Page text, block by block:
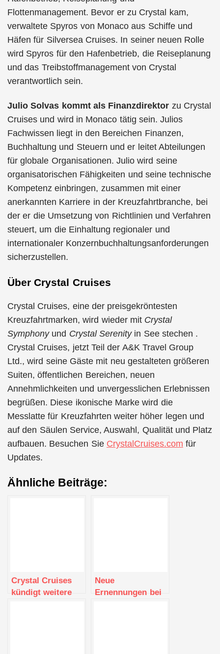
Flottenmanagement. Bevor er zu Crystal kam,
verwaltete Spyros von Monaco aus Schiffe und
Häfen für Silversea Cruises. In seiner neuen Rolle
wird Spyros für den Hafenbetrieb, die Reiseplanung
und das Treibstoffmanagement von Crystal
verantwortlich sein.
Julio Solvas kommt als Finanzdirektor zu Crystal
Cruises und wird in Monaco tätig sein. Julios
Fachwissen liegt in den Bereichen Finanzen,
Buchhaltung und Steuern und er leitet Abteilungen
für globale Organisationen. Julio wird seine
organisatorischen Fähigkeiten und seine technische
Kompetenz einbringen, zusammen mit einer
anerkannten Karriere in der Kreuzfahrtbranche, bei
der er die Umsetzung von Richtlinien und Verfahren
steuert, um die Einhaltung regionaler und
internationaler Konzernbuchhaltungsanforderungen
sicherzustellen.
Über Crystal Cruises
Crystal Cruises, eine der preisgekröntesten
Kreuzfahrtmarken, wird wieder mit Crystal
Symphonyund Crystal Serenityin See stechen .
Crystal Cruises, jetzt Teil der A&K Travel Group
Ltd., wird seine Gäste mit neu gestalteten größeren
Suiten, öffentlichen Bereichen, neuen
Annehmlichkeiten und unvergesslichen Erlebnissen
begrüßen. Diese ikonische Marke wird die
Messlatte für Kreuzfahrten weiter höher legen und
auf den Säulen Service, Auswahl, Qualität und Platz
aufbauen. Besuchen Sie CrystalCruises.com für
Updates.
Ähnliche Beiträge:
Crystal Cruises
kündigt weitere
Neue
Ernennungen bei